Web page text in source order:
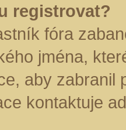
registrovat?
fóra
jména,
aby zabranil
kontaktuje